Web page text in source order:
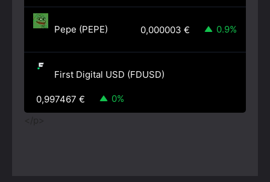
Pepe (PEPE) 0,000003 € 0.9%
First Digital USD (FDUSD)
0,997467 €
0%